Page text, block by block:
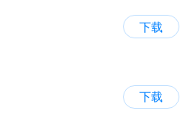
下载
下载